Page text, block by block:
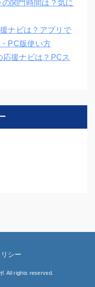
関門時間は？気に
ナビは？アプリで
PC版使い方
援ナビは？PCス
シー
All rights reserved.